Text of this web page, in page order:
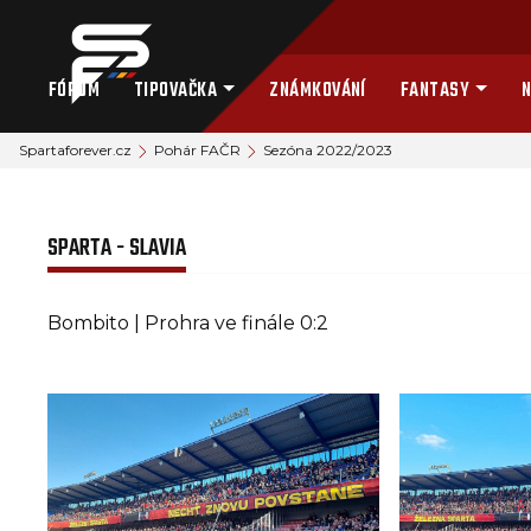
FÓRUM TIPOVAČKA ZNÁMKOVÁNÍ FANTASY
Spartaforever.cz Pohár FAČR Sezóna 2022/2023
SPARTA - SLAVIA
Bombito | Prohra ve finále 0:2